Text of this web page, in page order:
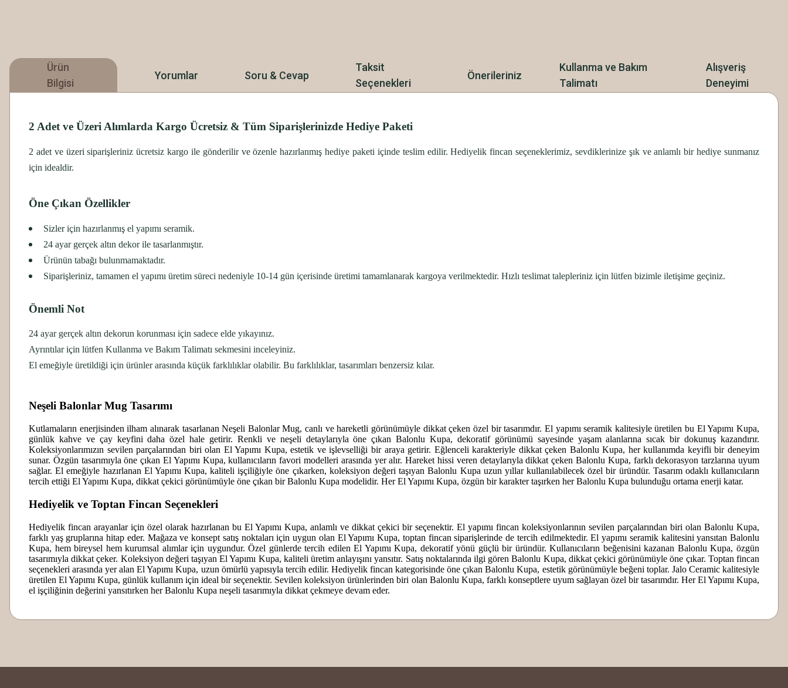
Ürün
Bilgisi
Yorumlar Soru & Cevap
Taksit
Seçenekleri
Önerileriniz
Kullanma ve Bakım
Talimatı
Alışveriş
Deneyimi
2 Adet ve Üzeri Alımlarda Kargo Ücretsiz & Tüm Siparişlerinizde Hediye Paketi
2 adet ve üzeri siparişleriniz ücretsiz kargo ile gönderilir ve özenle hazırlanmış hediye paketi içinde teslim edilir. Hediyelik fincan seçeneklerimiz, sevdiklerinize şık ve anlamlı bir hediye sunmanız
için idealdir.
Öne Çıkan Özellikler
Sizler için hazırlanmış el yapımı seramik.
24 ayar gerçek altın dekor ile tasarlanmıştır.
Ürünün tabağı bulunmamaktadır.
Siparişleriniz, tamamen el yapımı üretim süreci nedeniyle 10-14 gün içerisinde üretimi tamamlanarak kargoya verilmektedir. Hızlı teslimat talepleriniz için lütfen bizimle iletişime geçiniz.
Önemli Not
24 ayar gerçek altın dekorun korunması için sadece elde yıkayınız.
Ayrıntılar için lütfen Kullanma ve Bakım Talimatı sekmesini inceleyiniz.
El emeğiyle üretildiği için ürünler arasında küçük farklılıklar olabilir. Bu farklılıklar, tasarımları benzersiz kılar.
Neşeli Balonlar Mug Tasarımı
Kutlamaların enerjisinden ilham alınarak tasarlanan Neşeli Balonlar Mug, canlı ve hareketli görünümüyle dikkat çeken özel bir tasarımdır. El yapımı seramik kalitesiyle üretilen bu El Yapımı Kupa,
günlük kahve ve çay keyfini daha özel hale getirir. Renkli ve neşeli detaylarıyla öne çıkan Balonlu Kupa, dekoratif görünümü sayesinde yaşam alanlarına sıcak bir dokunuş kazandırır.
Koleksiyonlarımızın sevilen parçalarından biri olan El Yapımı Kupa, estetik ve işlevselliği bir araya getirir. Eğlenceli karakteriyle dikkat çeken Balonlu Kupa, her kullanımda keyifli bir deneyim
sunar. Özgün tasarımıyla öne çıkan El Yapımı Kupa, kullanıcıların favori modelleri arasında yer alır. Hareket hissi veren detaylarıyla dikkat çeken Balonlu Kupa, farklı dekorasyon tarzlarına uyum
sağlar. El emeğiyle hazırlanan El Yapımı Kupa, kaliteli işçiliğiyle öne çıkarken, koleksiyon değeri taşıyan Balonlu Kupa uzun yıllar kullanılabilecek özel bir üründür. Tasarım odaklı kullanıcıların
tercih ettiği El Yapımı Kupa, dikkat çekici görünümüyle öne çıkan bir Balonlu Kupa modelidir. Her El Yapımı Kupa, özgün bir karakter taşırken her Balonlu Kupa bulunduğu ortama enerji katar.
Hediyelik ve Toptan Fincan Seçenekleri
Hediyelik fincan arayanlar için özel olarak hazırlanan bu El Yapımı Kupa, anlamlı ve dikkat çekici bir seçenektir. El yapımı fincan koleksiyonlarının sevilen parçalarından biri olan Balonlu Kupa,
farklı yaş gruplarına hitap eder. Mağaza ve konsept satış noktaları için uygun olan El Yapımı Kupa, toptan fincan siparişlerinde de tercih edilmektedir. El yapımı seramik kalitesini yansıtan Balonlu
Kupa, hem bireysel hem kurumsal alımlar için uygundur. Özel günlerde tercih edilen El Yapımı Kupa, dekoratif yönü güçlü bir üründür. Kullanıcıların beğenisini kazanan Balonlu Kupa, özgün
tasarımıyla dikkat çeker. Koleksiyon değeri taşıyan El Yapımı Kupa, kaliteli üretim anlayışını yansıtır. Satış noktalarında ilgi gören Balonlu Kupa, dikkat çekici görünümüyle öne çıkar. Toptan fincan
seçenekleri arasında yer alan El Yapımı Kupa, uzun ömürlü yapısıyla tercih edilir. Hediyelik fincan kategorisinde öne çıkan Balonlu Kupa, estetik görünümüyle beğeni toplar. Jalo Ceramic kalitesiyle
üretilen El Yapımı Kupa, günlük kullanım için ideal bir seçenektir. Sevilen koleksiyon ürünlerinden biri olan Balonlu Kupa, farklı konseptlere uyum sağlayan özel bir tasarımdır. Her El Yapımı Kupa,
el işçiliğinin değerini yansıtırken her Balonlu Kupa neşeli tasarımıyla dikkat çekmeye devam eder.
Bu ürüne ilk yorumu siz yapın!
Ürün hakkında henüz soru sorulmamış.
gösteriniz:
kendime de alıcam